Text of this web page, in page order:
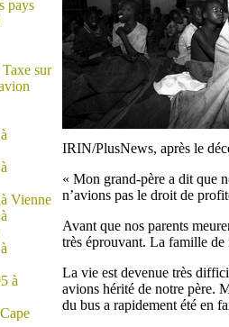
pays
sur
Vienne
à
IRIN/PlusNews, après le
« Mon grand-père a dit que
n’avions pas le droit de
Avant que nos parents
très éprouvant. La famille de
La vie est devenue très
avions hérité de notre père.
du bus a rapidement été en